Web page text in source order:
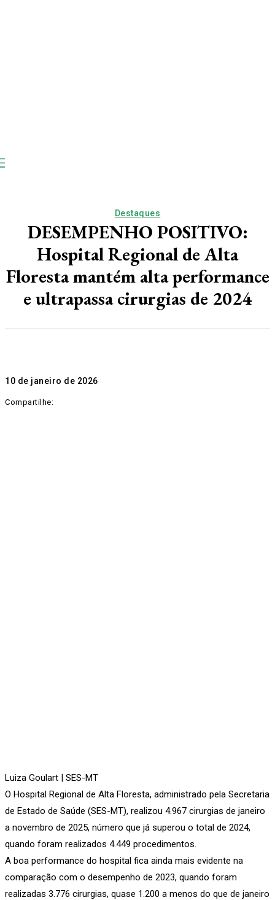
Destaques
DESEMPENHO POSITIVO:
Hospital Regional de Alta
Floresta mantém alta performance
e ultrapassa cirurgias de 2024
10 de janeiro de 2026
Compartilhe:
Luiza Goulart | SES-MT
O Hospital Regional de Alta Floresta, administrado pela Secretaria
de Estado de Saúde (SES-MT), realizou 4.967 cirurgias de janeiro
a novembro de 2025, número que já superou o total de 2024,
quando foram realizados 4.449 procedimentos.
A boa performance do hospital fica ainda mais evidente na
comparação com o desempenho de 2023, quando foram
realizadas 3.776 cirurgias, quase 1.200 a menos do que de janeiro